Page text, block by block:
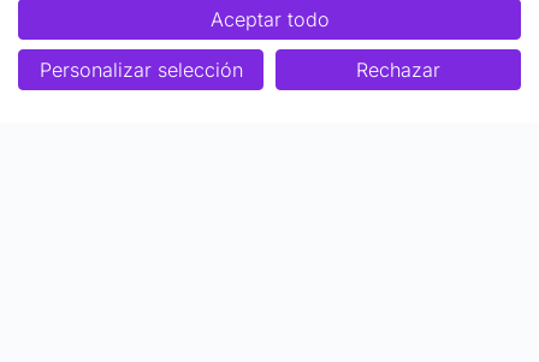
Aceptar todo
Personalizar selección Rechazar